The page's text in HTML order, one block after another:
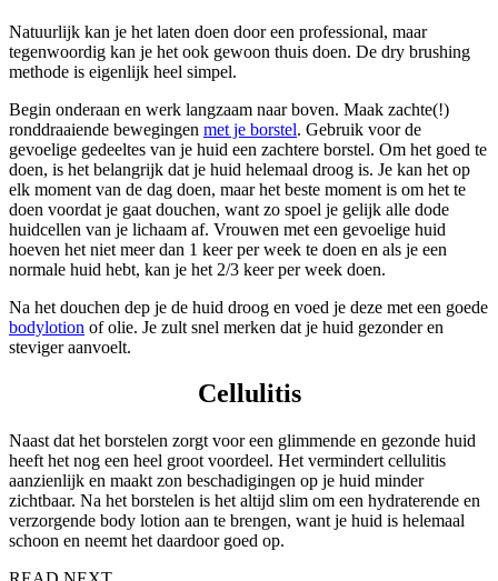
Natuurlijk kan je het laten doen door een professional, maar
tegenwoordig kan je het ook gewoon thuis doen. De dry brushing
methode is eigenlijk heel simpel.
Begin onderaan en werk langzaam naar boven. Maak zachte(!)
ronddraaiende bewegingen met je borstel. Gebruik voor de
gevoelige gedeeltes van je huid een zachtere borstel. Om het goed te
doen, is het belangrijk dat je huid helemaal droog is. Je kan het op
elk moment van de dag doen, maar het beste moment is om het te
doen voordat je gaat douchen, want zo spoel je gelijk alle dode
huidcellen van je lichaam af. Vrouwen met een gevoelige huid
hoeven het niet meer dan 1 keer per week te doen en als je een
normale huid hebt, kan je het 2/3 keer per week doen.
Na het douchen dep je de huid droog en voed je deze met een goede
bodylotion of olie. Je zult snel merken dat je huid gezonder en
steviger aanvoelt.
Cellulitis
Naast dat het borstelen zorgt voor een glimmende en gezonde huid
heeft het nog een heel groot voordeel. Het vermindert cellulitis
aanzienlijk en maakt zon beschadigingen op je huid minder
zichtbaar. Na het borstelen is het altijd slim om een hydraterende en
verzorgende body lotion aan te brengen, want je huid is helemaal
schoon en neemt het daardoor goed op.